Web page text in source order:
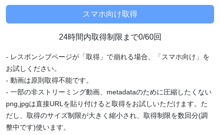
24時間内取得制限まで0/60回
- レスポンシブページが「取得」で崩れる場合、「スマホ向け」を
お試しください。
- 動画は原則取得不能です。
- 一部の非ストリーミング動画、metadataのために圧縮したくない
png,jpgは直接URLを貼り付けると取得をお試しいただけます。た
だし、取得のサイズ制限が大きく縮小され、取得制限を数回分(調
整中です)使います。